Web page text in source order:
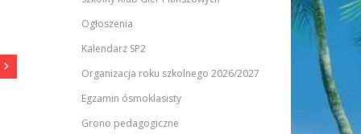
Ogłoszenia
Kalendarz SP2
Organizacja roku szkolnego 2026/2027
Egzamin ósmoklasisty
Grono pedagogiczne